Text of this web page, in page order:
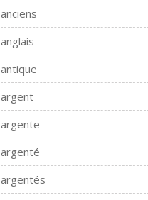
anciens
anglais
antique
argent
argente
argenté
argentés